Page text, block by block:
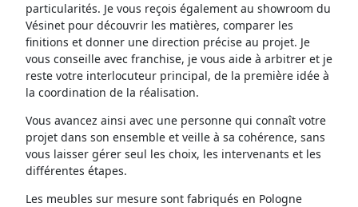
particularités. Je vous reçois également au showroom du
Vésinet pour découvrir les matières, comparer les
finitions et donner une direction précise au projet. Je
vous conseille avec franchise, je vous aide à arbitrer et je
reste votre interlocuteur principal, de la première idée à
la coordination de la réalisation.
Vous avancez ainsi avec une personne qui connaît votre
projet dans son ensemble et veille à sa cohérence, sans
vous laisser gérer seul les choix, les intervenants et les
différentes étapes.
Les meubles sur mesure sont fabriqués en Pologne